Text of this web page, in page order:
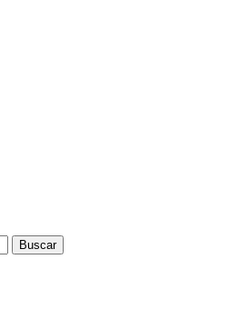
Buscar